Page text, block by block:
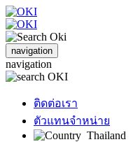
navigation
navigation
ติดต่อเรา
ตัวแทนจำหน่าย
Thailand